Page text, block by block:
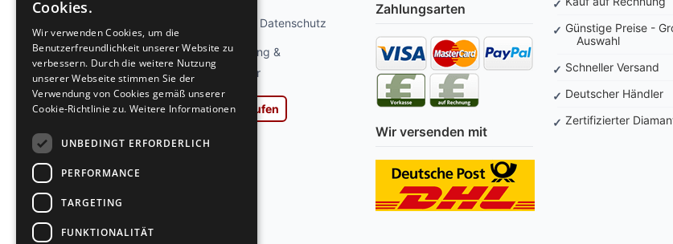
Privatsphäre und Datenschutz
Widerrufsbelehrung &
Widerrufsformular
Vertrag widerrufen
AGB
Zahlungsarten
Wir versenden mit
Günstige Preise -
Auswahl
Schneller Versand
Deutscher Händler
Zertifizierter
Cookies.
Wir verwenden Cookies, um die
Benutzerfreundlichkeit unserer Website zu
verbessern. Durch die weitere Nutzung
unserer Webseite stimmen Sie der
Verwendung von Cookies gemäß unserer
Cookie-Richtlinie zu. Weitere Informationen
UNBEDINGT ERFORDERLICH
PERFORMANCE
TARGETING
FUNKTIONALITÄT